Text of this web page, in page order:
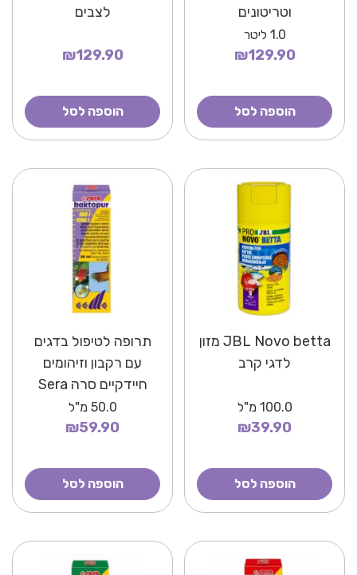
וטריטונים
1.0 ליטר
₪129.90
הוספה לסל
לצבים
₪129.90
הוספה לסל
JBL Novo betta מזון
לדגי קרב
100.0 מ"ל
₪39.90
הוספה לסל
תרופה לטיפול בדגים
עם רקבון וזיהומים
חיידקיים סרה Sera
baktopur
50.0 מ"ל
₪59.90
הוספה לסל